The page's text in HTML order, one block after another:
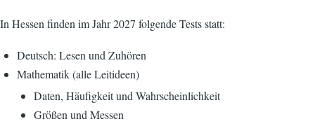
In Hessen finden im Jahr 2027 folgende Tests statt:
Deutsch: Lesen und Zuhören
Mathematik (alle Leitideen)
Daten, Häufigkeit und Wahrscheinlichkeit
Größen und Messen